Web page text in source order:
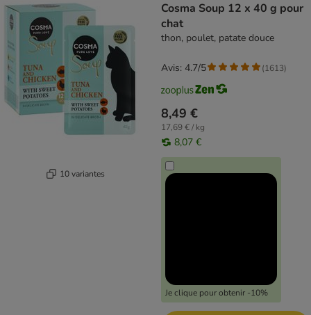
10 variantes
Cosma Soup 12 x 40 g pour
chat
thon, poulet, patate douce
8,49 €
17,69 € / kg
8,07 €
Je clique pour obtenir -10%
Avis: 4.7/5 (1613)